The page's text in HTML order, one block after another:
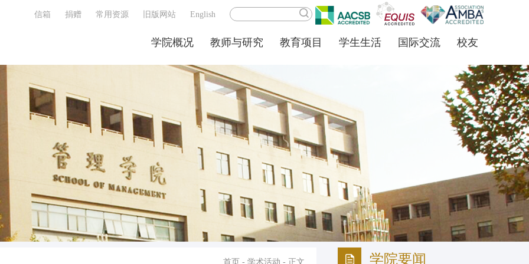
信箱 捐赠 常用资源 旧版网站 English
学院概况 教师与研究 教育项目 学生生活 国际交流 校友
首页 - 学术活动 - 正文 学院要闻